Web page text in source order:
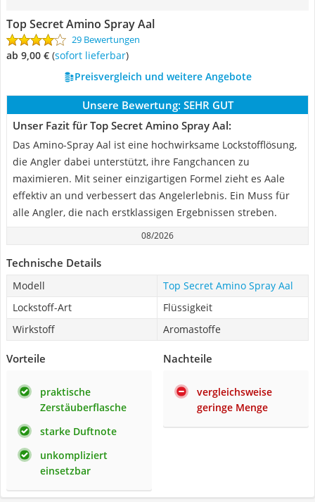
Top Secret Amino Spray Aal
29 Bewertungen
ab 9,00 € ( Sofort lieferbar)
Preisvergleich und weitere Angebote
Unsere Bewertung: SEHR GUT
Unser Fazit für Top Secret Amino Spray Aal:
Das Amino-Spray Aal ist eine hochwirksame Lockstofflösung,
die Angler dabei unterstützt, ihre Fangchancen zu
maximieren. Mit seiner einzigartigen Formel zieht es Aale
effektiv an und verbessert das Angelerlebnis. Ein Muss für
alle Angler, die nach erstklassigen Ergebnissen streben.
08/2026
Technische Details
Modell
Top Secret Amino Spray Aal
Lockstoff-Art
Flüssigkeit
Wirkstoff
Aromastoffe
Vorteile
praktische
Zerstäuberflasche
starke Duftnote
unkompliziert
einsetzbar
Nachteile
vergleichsweise
geringe Menge